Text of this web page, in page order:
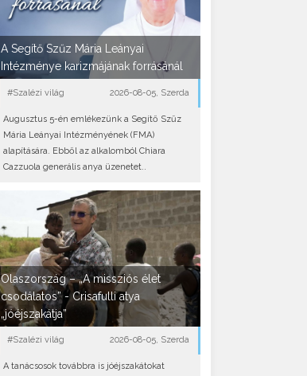
A Segítő Szűz Mária Leányai
Intézménye karizmájának forrásánál
#Szalézi világ 2026-08-05, Szerda
Augusztus 5-én emlékezünk a Segítő Szűz
Mária Leányai Intézményének (FMA)
alapítására. Ebből az alkalomból Chiara
Cazzuola generális anya üzenetet..
Olaszország – „A missziós élet
csodálatos” - Crisafulli atya
„jóéjszakátja”
#Szalézi világ 2026-08-05, Szerda
A tanácsosok továbbra is jóéjszakátokat